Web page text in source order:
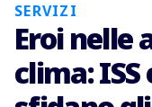
SERVIZI
Eroi nelle
clima: